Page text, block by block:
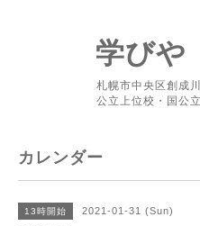
学び
札幌市中央区創成
公立上位校・国公
カレンダー
13時開始 2021-01-31 (Sun)